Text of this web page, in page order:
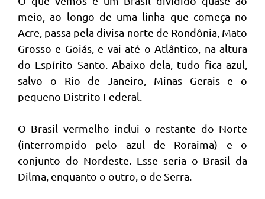
meio, ao longo de uma linha que começa no
Acre, passa pela divisa norte de Rondônia, Mato
Grosso e Goiás, e vai até o Atlântico, na altura
do Espírito Santo. Abaixo dela, tudo fica azul,
salvo o Rio de Janeiro, Minas Gerais e o
pequeno Distrito Federal.
O Brasil vermelho inclui o restante do Norte
(interrompido pelo azul de Roraima) e o
conjunto do Nordeste. Esse seria o Brasil da
Dilma, enquanto o outro, o de Serra.